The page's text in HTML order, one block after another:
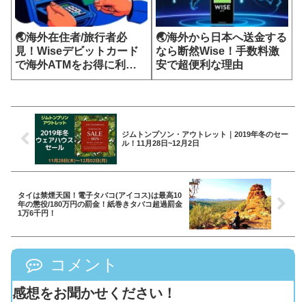
🌏海外在住者/旅行者必
見！Wiseデビットカード
で海外ATMをお得に利用
する方法
🌏海外から日本へ送金する
なら断然Wise！手数料激
安で超便利な理由
ジムトンプソン・アウトレット｜2019年冬のセー
ル！11月28日~12月2日
タイは禁煙天国！電子タバコ(アイコス)は最高10
年の懲役/180万円の罰金！紙巻きタバコ超過罰金
1万6千円！
コメント
感想をお聞かせください！